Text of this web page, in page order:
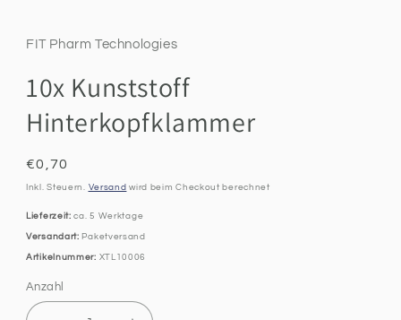
FIT Pharm Technologies
10x Kunststoff
Hinterkopfklammer
Normaler
Preis
€0,70
Inkl. Steuern. Versand wird beim Checkout berechnet
Lieferzeit: ca. 5 Werktage
Versandart: Paketversand
Artikelnummer: XTL10006
Anzahl
Anzahl